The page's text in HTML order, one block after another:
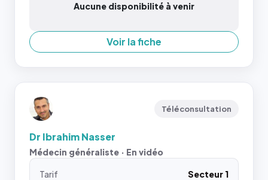
Aucune disponibilité à venir
Voir la fiche
Téléconsultation
Dr Ibrahim Nasser
Médecin généraliste · En vidéo
Tarif
Secteur 1